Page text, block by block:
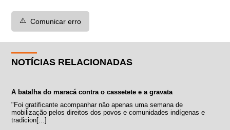
⚠️ Comunicar erro
NOTÍCIAS RELACIONADAS
A batalha do maracá contra o cassetete e a gravata
"Foi gratificante acompanhar não apenas uma semana de
mobilização pelos direitos dos povos e comunidades indígenas e
tradicion[...]